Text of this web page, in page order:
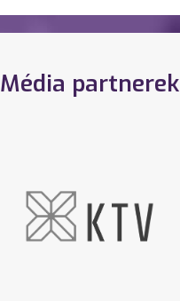
Média partnerek